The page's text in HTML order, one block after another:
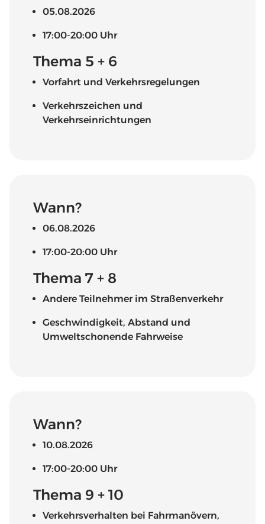
05.08.2026
17:00-20:00 Uhr
Thema 5 + 6
Vorfahrt und Verkehrsregelungen
Verkehrszeichen und
Verkehrseinrichtungen
Wann?
06.08.2026
17:00-20:00 Uhr
Thema 7 + 8
Andere Teilnehmer im Straßenverkehr
Geschwindigkeit, Abstand und
Umweltschonende Fahrweise
Wann?
10.08.2026
17:00-20:00 Uhr
Thema 9 + 10
Verkehrsverhalten bei Fahrmanövern,